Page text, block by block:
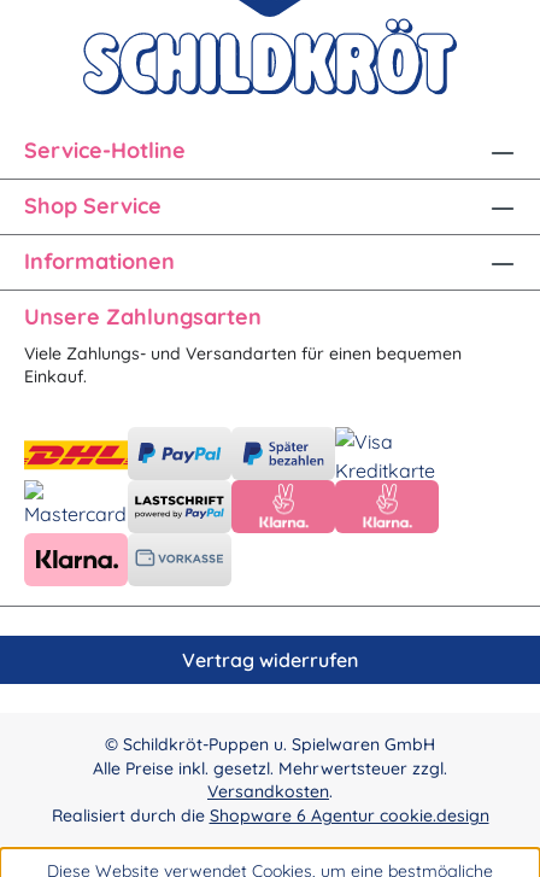
Service-Hotline
Shop Service
Informationen
Unsere Zahlungsarten
Viele Zahlungs- und Versandarten für einen bequemen
Einkauf.
Vertrag widerrufen
© Schildkröt-Puppen u. Spielwaren GmbH
Alle Preise inkl. gesetzl. Mehrwertsteuer zzgl.
Versandkosten.
Realisiert durch die Shopware 6 Agentur cookie.design
Diese Website verwendet Cookies, um eine bestmögliche